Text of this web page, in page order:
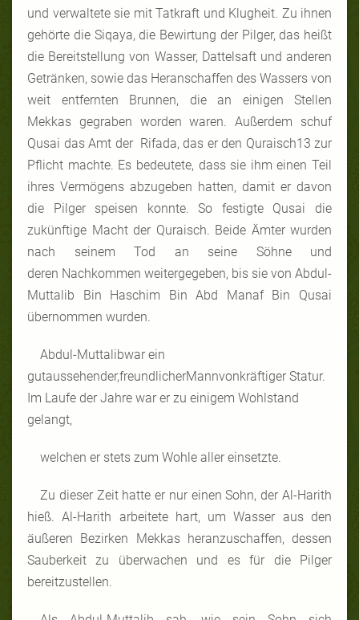
und verwaltete sie mit Tatkraft und Klugheit. Zu ihnen
gehörte die Siqaya, die Bewirtung der Pilger, das heißt
die Bereitstellung von Wasser, Dattelsaft und anderen
Getränken, sowie das Heranschaffen des Wassers von
weit entfernten Brunnen, die an einigen Stellen
Mekkas gegraben worden waren. Außerdem schuf
Qusai das Amt der Rifada, das er den Quraisch13 zur
Pflicht machte. Es bedeutete, dass sie ihm einen Teil
ihres Vermögens abzugeben hatten, damit er davon
die Pilger speisen konnte. So festigte Qusai die
zukünftige Macht der Quraisch. Beide Ämter wurden
nach seinem Tod an seine Söhne und
deren Nachkommen weitergegeben, bis sie von Abdul-
Muttalib Bin Haschim Bin Abd Manaf Bin Qusai
übernommen wurden.
Abdul-Muttalibwar ein
gutaussehender,freundlicherMannvonkräftiger Statur.
Im Laufe der Jahre war er zu einigem Wohlstand
gelangt,
welchen er stets zum Wohle aller einsetzte.
Zu dieser Zeit hatte er nur einen Sohn, der Al-Harith
hieß. Al-Harith arbeitete hart, um Wasser aus den
äußeren Bezirken Mekkas heranzuschaffen, dessen
Sauberkeit zu überwachen und es für die Pilger
bereitzustellen.